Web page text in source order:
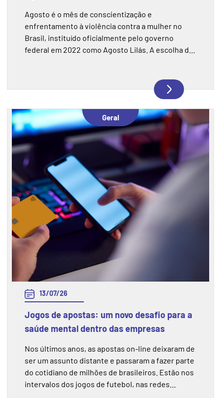
Agosto é o mês de conscientização e
enfrentamento à violência contra a mulher no
Brasil, instituído oficialmente pelo governo
federal em 2022 como Agosto Lilás. A escolha do
um marco na proteção das mulheres contra a
violência doméstica e familiar. Em 2026, a lei
completa 20 anos.
Geral
13/07/26
Jogos de apostas: um novo desafio para a
saúde mental dentro das empresas
Nos últimos anos, as apostas on-line deixaram de
ser um assunto distante e passaram a fazer parte
do cotidiano de milhões de brasileiros. Estão nos
intervalos dos jogos de futebol, nas redes